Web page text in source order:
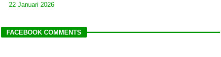
22 Januari 2026
FACEBOOK COMMENTS